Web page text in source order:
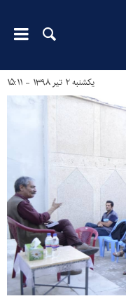
یکشنبه ۲ تیر ۱۳۹۸ - ۱۵:۱۱